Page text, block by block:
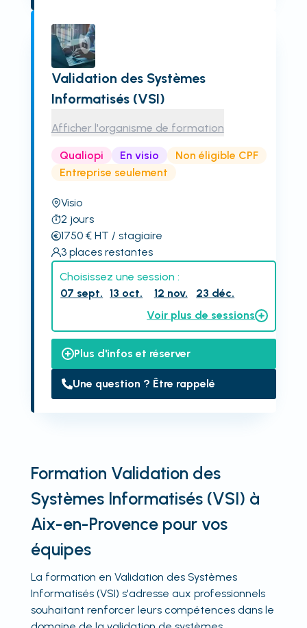
Validation des Systèmes
Informatisés (VSI)
Afficher l'organisme de formation
Qualiopi En visio
Non éligible CPF
Entreprise seulement
Visio
2 jours
1750€ HT / stagiaire
3 places restantes
Choisissez une session :
07 sept. 13 oct. 12 nov.
23 déc.
Voir plus de sessions
Plus d'infos et réserver
Une question ? Être rappelé
Formation Validation des
Systèmes Informatisés (VSI) à
Aix-en-Provence pour vos
équipes
La formation en Validation des Systèmes
Informatisés (VSI) s'adresse aux professionnels
souhaitant renforcer leurs compétences dans le